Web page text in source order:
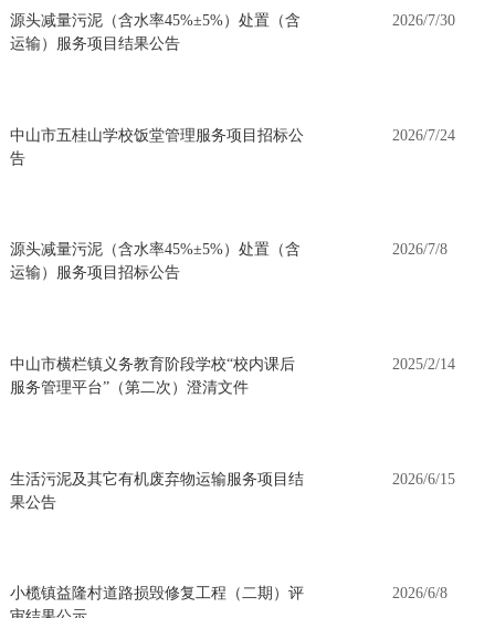
源头减量污泥（含水率45%±5%）处置（含
运输）服务项目结果公告
2026/7/30
中山市五桂山学校饭堂管理服务项目招标公
告
2026/7/24
源头减量污泥（含水率45%±5%）处置（含
运输）服务项目招标公告
2026/7/8
中山市横栏镇义务教育阶段学校“校内课后
服务管理平台”（第二次）澄清文件
2025/2/14
生活污泥及其它有机废弃物运输服务项目结
果公告
2026/6/15
小榄镇益隆村道路损毁修复工程（二期）评
2026/6/8